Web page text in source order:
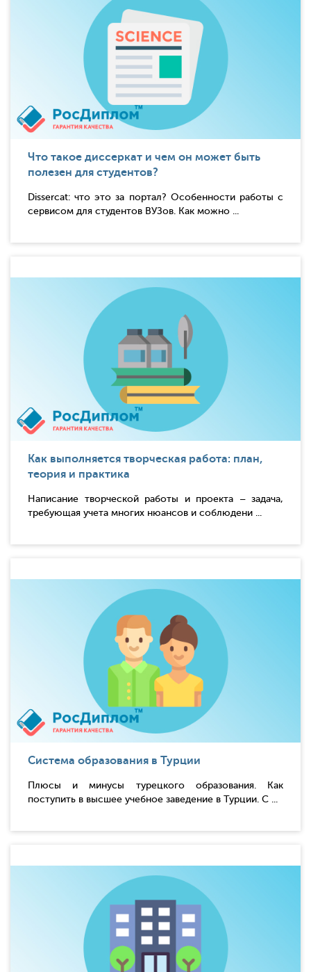
Что такое диссеркат и чем он может быть
полезен для студентов?
Dissercat: что это за портал? Особенности работы с
сервисом для студентов ВУЗов. Как можно ...
Как выполняется творческая работа: план,
теория и практика
Написание творческой работы и проекта – задача,
требующая учета многих нюансов и соблюдени ...
Система образования в Турции
Плюсы и минусы турецкого образования. Как
поступить в высшее учебное заведение в Турции. С ...